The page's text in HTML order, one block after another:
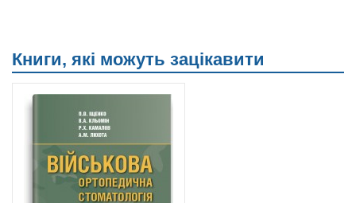
Книги, які можуть зацікавити